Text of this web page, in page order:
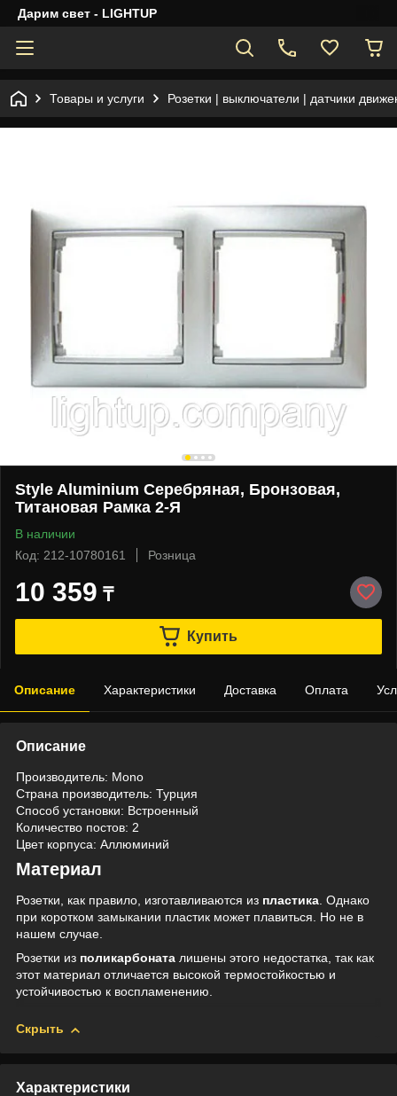
Дарим свет - LIGHTUP
Товары и услуги Розетки | выключатели | датчики
Style Aluminium Серебряная, Бронзовая,
Титановая Рамка 2-Я
В наличии
Код: 212-10780161
Розница
10 359 ₸
Купить
Описание Характеристики Доставка Оплата
Описание
Производитель: Mono
Страна производитель: Турция
Способ установки: Встроенный
Количество постов: 2
Цвет корпуса: Аллюминий
Материал
Розетки, как правило, изготавливаются из пластика. Однако
при коротком замыкании пластик может плавиться. Но не в
нашем случае.
Розетки из поликарбоната лишены этого недостатка, так как
этот материал отличается высокой термостойкостью и
устойчивостью к воспламенению.
Скрыть
Характеристики